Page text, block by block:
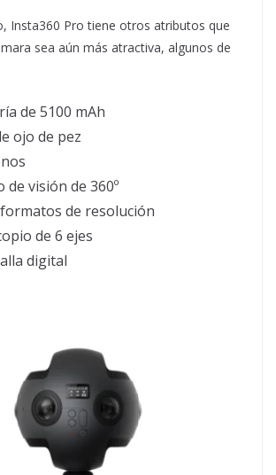
Insta360 Pro tiene otros atributos que
sea aún más atractiva, algunos de
de 5100 mAh
ojo de pez
de visión de 360º
de resolución
de 6 ejes
digital